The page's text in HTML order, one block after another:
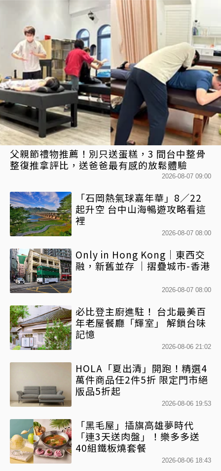
父親節禮物推薦！別只送蛋糕，3 間台中整骨
整復推拿評比，送爸爸最有感的放鬆體驗
2026-08-07 09:00
「石岡熱氣球嘉年華」8／22
起升空 台中山海暢遊攻略看這
裡
2026-08-07 08:00
Only in Hong Kong｜東西交
融，新舊並存 ｜摺疊城市-香港
2026-08-07 08:00
必比登主廚進駐！ 台北最美百
年老屋餐廳「輝室」 解鎖台味
記憶
2026-08-06 21:02
HOLA「夏出清」開跑！精選4
萬件商品任2件5折 限定門市絕
版品5折起
2026-08-06 19:53
「黑毛屋」插旗高雄夢時代
「連3天送肉盤」！樂多多送
40組鐵板燒套餐
2026-08-06 18:43